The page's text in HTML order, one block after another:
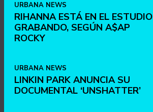
URBANA NEWS
RIHANNA ESTÁ EN EL ESTUDIO
GRABANDO, SEGÚN A$AP
ROCKY
URBANA NEWS
LINKIN PARK ANUNCIA SU
DOCUMENTAL ‘UNSHATTER’